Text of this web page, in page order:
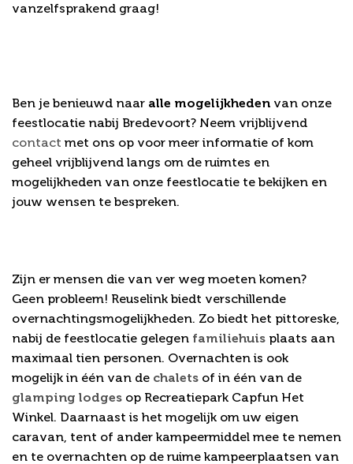
vanzelfsprakend graag!
Ben je benieuwd naar alle mogelijkheden van onze
feestlocatie nabij Bredevoort? Neem vrijblijvend
contact met ons op voor meer informatie of kom
geheel vrijblijvend langs om de ruimtes en
mogelijkheden van onze feestlocatie te bekijken en
jouw wensen te bespreken.
Zijn er mensen die van ver weg moeten komen?
Geen probleem! Reuselink biedt verschillende
overnachtingsmogelijkheden. Zo biedt het pittoreske,
nabij de feestlocatie gelegen familiehuis plaats aan
maximaal tien personen. Overnachten is ook
mogelijk in één van de chalets of in één van de
glamping lodges op Recreatiepark Capfun Het
Winkel. Daarnaast is het mogelijk om uw eigen
caravan, tent of ander kampeermiddel mee te nemen
en te overnachten op de ruime kampeerplaatsen van